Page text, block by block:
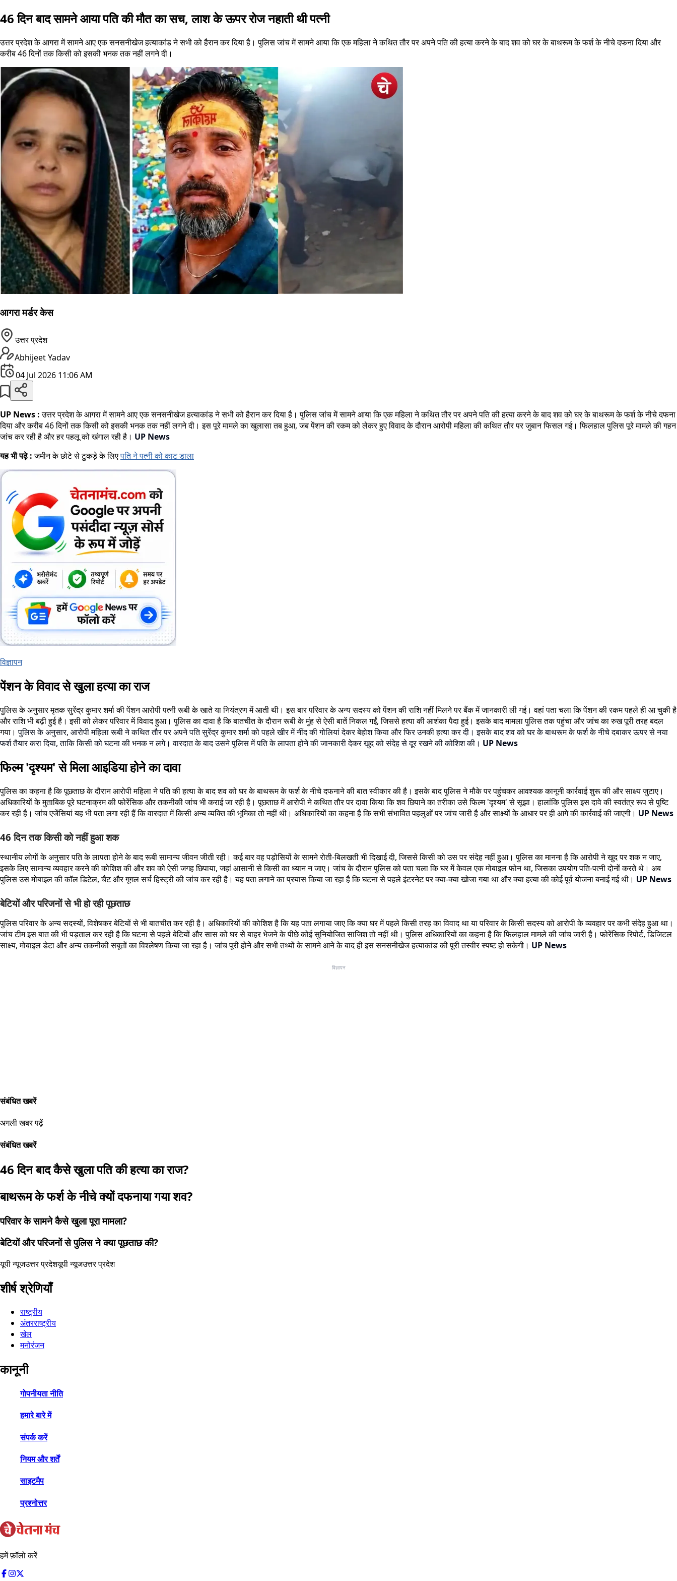
46 दिन बाद सामने आया पति की मौत का सच, लाश के ऊपर रोज नहाती थी पत्नी
उत्तर प्रदेश के आगरा में सामने आए एक सनसनीखेज हत्याकांड ने सभी को हैरान कर दिया है। पुलिस जांच में सामने आया कि एक महिला ने कथित तौर पर अपने पति की हत्या करने के बाद शव को घर के बाथरूम के फर्श के नीचे दफना दिया और
करीब 46 दिनों तक किसी को इसकी भनक तक नहीं लगने दी।
आगरा मर्डर केस
उत्तर प्रदेश
Abhijeet Yadav
04 Jul 2026 11:06 AM
UP News :उत्तर प्रदेश के आगरा में सामने आए एक सनसनीखेज हत्याकांड ने सभी को हैरान कर दिया है। पुलिस जांच में सामने आया कि एक महिला ने कथित तौर पर अपने पति की हत्या करने के बाद शव को घर के बाथरूम के फर्श के नीचे दफना
दिया और करीब 46 दिनों तक किसी को इसकी भनक तक नहीं लगने दी। इस पूरे मामले का खुलासा तब हुआ, जब पेंशन की रकम को लेकर हुए विवाद के दौरान आरोपी महिला की कथित तौर पर जुबान फिसल गई। फिलहाल पुलिस पूरे मामले की गहन
जांच कर रही है और हर पहलू को खंगाल रही है। UP News
यह भी पढ़े :जमीन के छोटे से टुकड़े के लिएपति ने पत्नी को काट डाला
विज्ञापन
पेंशन के विवाद से खुला हत्या का राज
पुलिस के अनुसार मृतक सुरेंद्र कुमार शर्मा की पेंशन आरोपी पत्नी रूबी के खाते या नियंत्रण में आती थी। इस बार परिवार के अन्य सदस्य को पेंशन की राशि नहीं मिलने पर बैंक में जानकारी ली गई। वहां पता चला कि पेंशन की रकम पहले ही आ चुकी है
और राशि भी बढ़ी हुई है। इसी को लेकर परिवार में विवाद हुआ। पुलिस का दावा है कि बातचीत के दौरान रूबी के मुंह से ऐसी बातें निकल गईं, जिससे हत्या की आशंका पैदा हुई। इसके बाद मामला पुलिस तक पहुंचा और जांच का रुख पूरी तरह बदल
गया।पुलिस के अनुसार, आरोपी महिला रूबी ने कथित तौर पर अपने पति सुरेंद्र कुमार शर्मा को पहले खीर में नींद की गोलियां देकर बेहोश किया और फिर उनकी हत्या कर दी। इसके बाद शव को घर के बाथरूम के फर्श के नीचे दबाकर ऊपर से नया
फर्श तैयार करा दिया, ताकि किसी को घटना की भनक न लगे। वारदात के बाद उसने पुलिस में पति के लापता होने की जानकारी देकर खुद को संदेह से दूर रखने की कोशिश की। UP News
फिल्म 'दृश्यम' से मिला आइडिया होने का दावा
पुलिस का कहना है कि पूछताछ के दौरान आरोपी महिला ने पति की हत्या के बाद शव को घर के बाथरूम के फर्श के नीचे दफनाने की बात स्वीकार की है। इसके बाद पुलिस ने मौके पर पहुंचकर आवश्यक कानूनी कार्रवाई शुरू की और साक्ष्य जुटाए।
अधिकारियों के मुताबिक पूरे घटनाक्रम की फोरेंसिक और तकनीकी जांच भी कराई जा रही है। पूछताछ में आरोपी ने कथित तौर पर दावा किया कि शव छिपाने का तरीका उसे फिल्म 'दृश्यम' से सूझा। हालांकि पुलिस इस दावे की स्वतंत्र रूप से पुष्टि
कर रही है। जांच एजेंसियां यह भी पता लगा रही हैं कि वारदात में किसी अन्य व्यक्ति की भूमिका तो नहीं थी। अधिकारियों का कहना है कि सभी संभावित पहलुओं पर जांच जारी है और साक्ष्यों के आधार पर ही आगे की कार्रवाई की जाएगी। UP News
46 दिन तक किसी को नहीं हुआ शक
स्थानीय लोगों के अनुसार पति के लापता होने के बाद रूबी सामान्य जीवन जीती रही। कई बार वह पड़ोसियों के सामने रोती-बिलखती भी दिखाई दी, जिससे किसी को उस पर संदेह नहीं हुआ। पुलिस का मानना है कि आरोपी ने खुद पर शक न जाए,
इसके लिए सामान्य व्यवहार करने की कोशिश की और शव को ऐसी जगह छिपाया, जहां आसानी से किसी का ध्यान न जाए। जांच के दौरान पुलिस को पता चला कि घर में केवल एक मोबाइल फोन था, जिसका उपयोग पति-पत्नी दोनों करते थे। अब
पुलिस उस मोबाइल की कॉल डिटेल, चैट और गूगल सर्च हिस्ट्री की जांच कर रही है। यह पता लगाने का प्रयास किया जा रहा है कि घटना से पहले इंटरनेट पर क्या-क्या खोजा गया था और क्या हत्या की कोई पूर्व योजना बनाई गई थी। UP News
बेटियों और परिजनों से भी हो रही पूछताछ
पुलिस परिवार के अन्य सदस्यों, विशेषकर बेटियों से भी बातचीत कर रही है। अधिकारियों की कोशिश है कि यह पता लगाया जाए कि क्या घर में पहले किसी तरह का विवाद था या परिवार के किसी सदस्य को आरोपी के व्यवहार पर कभी संदेह हुआ था।
जांच टीम इस बात की भी पड़ताल कर रही है कि घटना से पहले बेटियों और सास को घर से बाहर भेजने के पीछे कोई सुनियोजित साजिश तो नहीं थी। पुलिस अधिकारियों का कहना है कि फिलहाल मामले की जांच जारी है। फोरेंसिक रिपोर्ट, डिजिटल
साक्ष्य, मोबाइल डेटा और अन्य तकनीकी सबूतों का विश्लेषण किया जा रहा है। जांच पूरी होने और सभी तथ्यों के सामने आने के बाद ही इस सनसनीखेज हत्याकांड की पूरी तस्वीर स्पष्ट हो सकेगी। UP News
विज्ञापन
संबंधित खबरें
अगली खबर पढ़ें
संबंधित खबरें
46 दिन बाद कैसे खुला पति की हत्या का राज?
बाथरूम के फर्श के नीचे क्यों दफनाया गया शव?
परिवार के सामने कैसे खुला पूरा मामला?
बेटियों और परिजनों से पुलिस ने क्या पूछताछ की?
यूपी न्यूजउत्तर प्रदेशयूपी न्यूजउत्तर प्रदेश
शीर्ष श्रेणियाँ
राष्ट्रीय
अंतरराष्ट्रीय
खेल
मनोरंजन
कानूनी
गोपनीयता नीति
हमारे बारे में
संपर्क करें
नियम और शर्तें
साइटमैप
प्रश्नोत्तर
हमें फ़ॉलो करें